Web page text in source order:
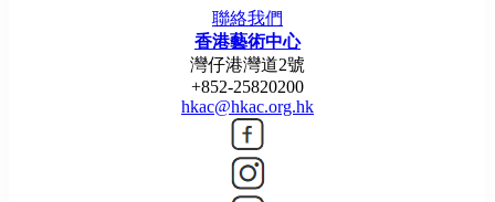
聯絡我們
香港藝術中心
灣仔港灣道2號
+852-25820200
hkac@hkac.org.hk